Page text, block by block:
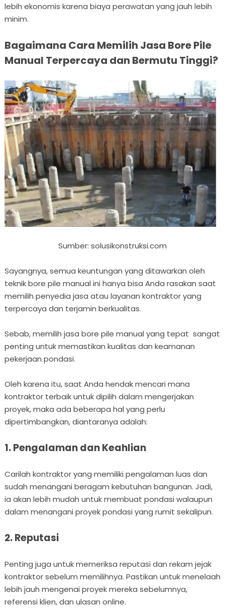
lebih ekonomis karena biaya perawatan yang jauh lebih
minim.
Bagaimana Cara Memilih Jasa Bore Pile
Manual Terpercaya dan Bermutu Tinggi?
Sumber: solusikonstruksi.com
Sayangnya, semua keuntungan yang ditawarkan oleh
teknik bore pile manual ini hanya bisa Anda rasakan saat
memilih penyedia jasa atau layanan kontraktor yang
terpercaya dan terjamin berkualitas.
Sebab, memilih jasa bore pile manual yang tepat sangat
penting untuk memastikan kualitas dan keamanan
pekerjaan pondasi.
Oleh karena itu, saat Anda hendak mencari mana
kontraktor terbaik untuk dipilih dalam mengerjakan
proyek, maka ada beberapa hal yang perlu
dipertimbangkan, diantaranya adalah:
1. Pengalaman dan Keahlian
Carilah kontraktor yang memiliki pengalaman luas dan
sudah menangani beragam kebutuhan bangunan. Jadi,
ia akan lebih mudah untuk membuat pondasi walaupun
dalam menangani proyek pondasi yang rumit sekalipun.
2. Reputasi
Penting juga untuk memeriksa reputasi dan rekam jejak
kontraktor sebelum memilihnya. Pastikan untuk menelaah
lebih jauh mengenai proyek mereka sebelumnya,
referensi klien, dan ulasan online.